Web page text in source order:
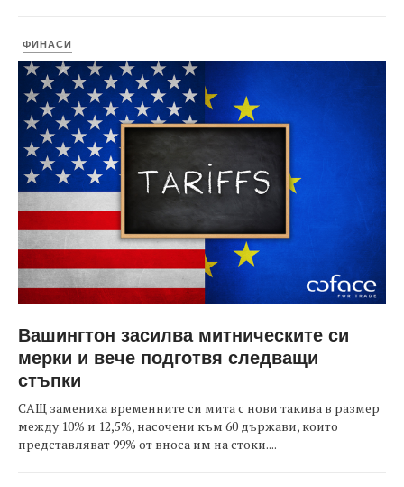
ФИНАСИ
Вашингтон засилва митническите си
мерки и вече подготвя следващи
стъпки
САЩ замениха временните си мита с нови такива в размер
между 10% и 12,5%, насочени към 60 държави, които
представляват 99% от вноса им на стоки....